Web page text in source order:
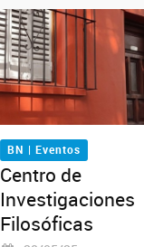
BN | Eventos
Centro de
Investigaciones
Filosóficas